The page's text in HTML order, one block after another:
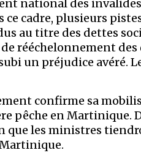
national des invalides
cadre, plusieurs
au titre des dettes
rééchelonnement
un préjudice avéré.
confirme sa
pêche en Martinique.
que les ministres